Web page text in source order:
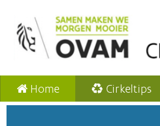
Home Cirkeltips